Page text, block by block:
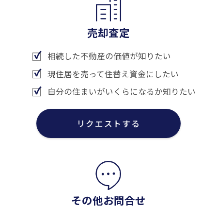
売却査定
相続した不動産の価値が知りたい
現住居を売って住替え資金にしたい
自分の住まいがいくらになるか知りたい
リクエストする
その他お問合せ